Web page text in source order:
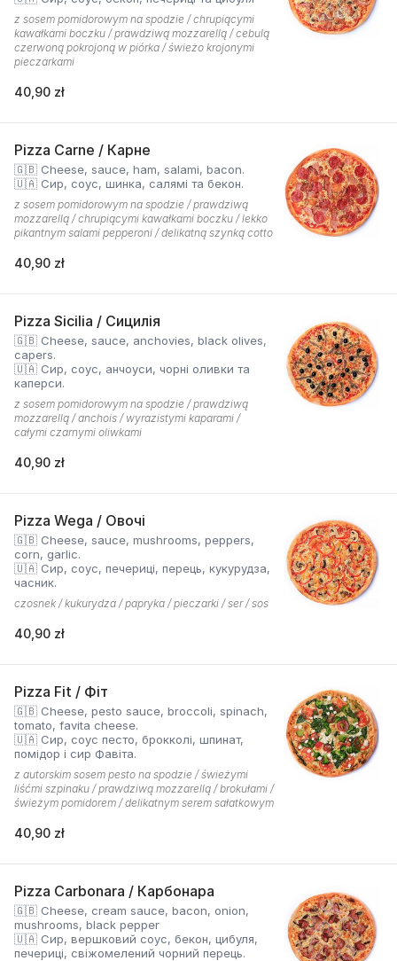
z sosem pomidorowym na spodzie / chrupiącymi
kawałkami boczku / prawdziwą mozzarellą / cebulą
czerwoną pokrojoną w piórka / świeżo krojonymi
pieczarkami
40,90 zł
Pizza Carne / Карне
🇬🇧 Cheese, sauce, ham, salami, bacon.
🇺🇦 Сир, соус, шинка, салямі та бекон.
z sosem pomidorowym na spodzie / prawdziwą
mozzarellą / chrupiącymi kawałkami boczku / lekko
pikantnym salami pepperoni / delikatną szynką cotto
40,90 zł
Pizza Sicilia / Сицилія
🇬🇧 Cheese, sauce, anchovies, black olives,
capers.
🇺🇦 Сир, соус, анчоуси, чорні оливки та
каперси.
z sosem pomidorowym na spodzie / prawdziwą
mozzarellą / anchois / wyrazistymi kaparami /
całymi czarnymi oliwkami
40,90 zł
Pizza Wega / Овочі
🇬🇧 Cheese, sauce, mushrooms, peppers,
corn, garlic.
🇺🇦 Сир, соус, печериці, перець, кукурудза,
часник.
czosnek / kukurydza / papryka / pieczarki / ser / sos
40,90 zł
Pizza Fit / Фіт
🇬🇧 Cheese, pesto sauce, broccoli, spinach,
tomato, favita cheese.
🇺🇦 Сир, соус песто, брокколі, шпинат,
помідор і сир Фавіта.
z autorskim sosem pesto na spodzie / świeżymi
liśćmi szpinaku / prawdziwą mozzarellą / brokułami /
świeżym pomidorem / delikatnym serem sałatkowym
40,90 zł
Pizza Carbonara / Карбонара
🇬🇧 Cheese, cream sauce, bacon, onion,
mushrooms, black pepper
🇺🇦 Сир, вершковий соус, бекон, цибуля,
печериці, свіжомелений чорний перець.